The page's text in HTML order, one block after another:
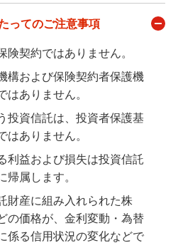
画
）（愛称：未来の世界
明動画
商品説明動画
ープン（毎月決算型）（愛
説明動画
出して冷静に考える
ってのご注意事項
険契約ではありません。
構および保険契約者保護機
はありません。
投資信託は、投資者保護基
はありません。
利益および損失は投資信託
帰属します。
財産に組み入れられた株
の価格が、金利変動・為替
係る信用状況の変化などで